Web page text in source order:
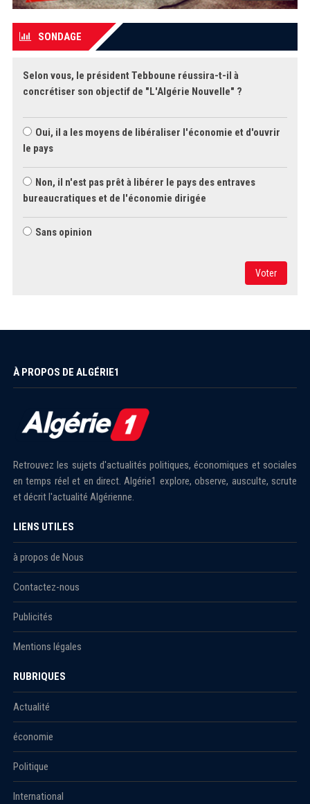
SONDAGE
Selon vous, le président Tebboune réussira-t-il à
concrétiser son objectif de "L'Algérie Nouvelle" ?
Oui, il a les moyens de libéraliser l'économie et d'ouvrir
le pays
Non, il n'est pas prêt à libérer le pays des entraves
bureaucratiques et de l'économie dirigée
Sans opinion
Voter
À PROPOS DE ALGÉRIE1
Retrouvez les sujets d'actualités politiques, économiques et sociales
en temps réel et en direct. Algérie1 explore, observe, ausculte, scrute
et décrit l'actualité Algérienne.
LIENS UTILES
à propos de Nous
Contactez-nous
Publicités
Mentions légales
RUBRIQUES
Actualité
économie
Politique
International